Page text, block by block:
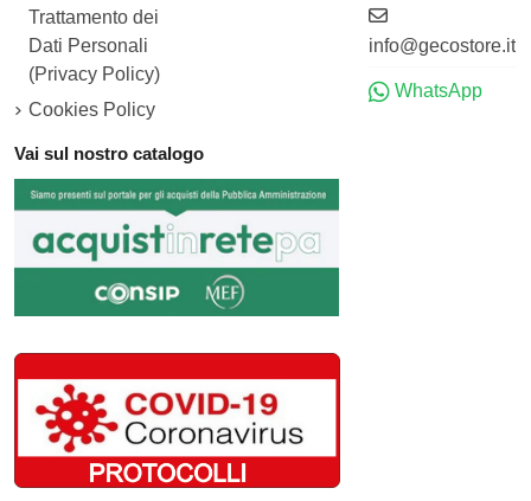
Trattamento dei
Dati Personali
(Privacy Policy)
Cookies Policy
info@gecostore.it
WhatsApp
Vai sul nostro catalogo